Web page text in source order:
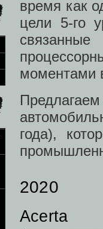
время как
цели 5-го
моментами
года),
2020
Acerta